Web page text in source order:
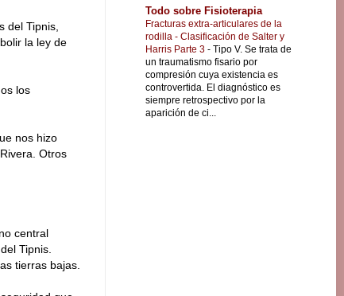
del Tipnis,
la ley de
los
nos hizo
Otros
central
Tipnis.
tierras bajas.
Todo sobre Fisioterapia
Fracturas extra-articulares de la
rodilla - Clasificación de Salter y
Harris Parte 3 - Tipo V. Se trata de
un traumatismo fisario por
compresión cuya existencia es
controvertida. El diagnóstico es
siempre retrospectivo por la
aparición de ci...